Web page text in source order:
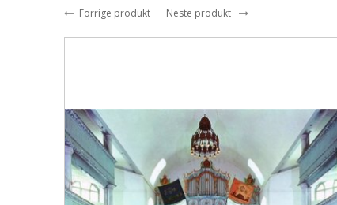
Forrige produkt Neste produkt